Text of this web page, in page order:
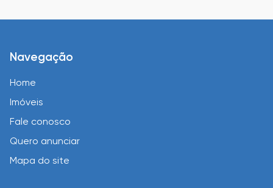
Navegação
Home
Imóveis
Fale conosco
Quero anunciar
Mapa do site